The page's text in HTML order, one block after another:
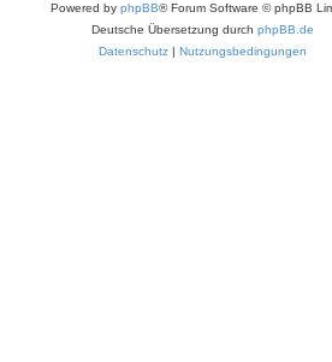
Powered by phpBB® Forum Software © phpBB
Deutsche Übersetzung durch phpBB.de
Datenschutz | Nutzungsbedingungen